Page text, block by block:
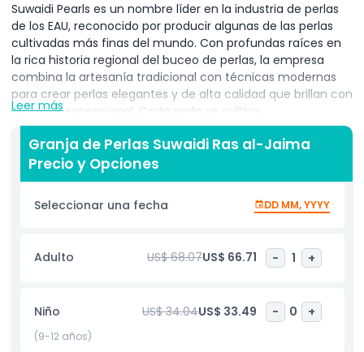
Suwaidi Pearls es un nombre líder en la industria de perlas
de los EAU, reconocido por producir algunas de las perlas
cultivadas más finas del mundo. Con profundas raíces en
la rica historia regional del buceo de perlas, la empresa
combina la artesanía tradicional con técnicas modernas
para crear perlas elegantes y de alta calidad que brillan con
un lustre excepcional. Cada perla se cultiva
cuidadosamente y se convierte en impresionantes piezas
de joyería, incluyendo collares, pendientes, anillos y
pulseras. Ya seas un coleccionista que busca perlas raras o
alguien que busca un regalo atemporal, Suwaidi Pearls
ofrece belleza y valor incomparables. Lo que distingue a
Suwaidi Pearls es su compromiso con preservar la herencia
centenarias mientras promueve prácticas sostenibles,
convirtiéndola en una elección confiable para clientes en
terminada, Suwaidi Pearls ofrece excelencia en cada pieza.
Su servicio personalizado asegura que encuentres la
combinación perfecta para tu estilo. Si buscas perlas
Leer más
Granja de Perlas Suwaidi Ras al-Jaima
Precio y Opciones
Seleccionar una fecha DD MM, YYYY
Adulto US$ 68.07US$ 66.71 - 1 +
Niño US$ 34.04US$ 33.49 - 0 +
(9-12 años)